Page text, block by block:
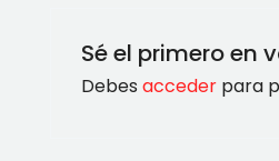
Sé el primero en
Debes accederpara